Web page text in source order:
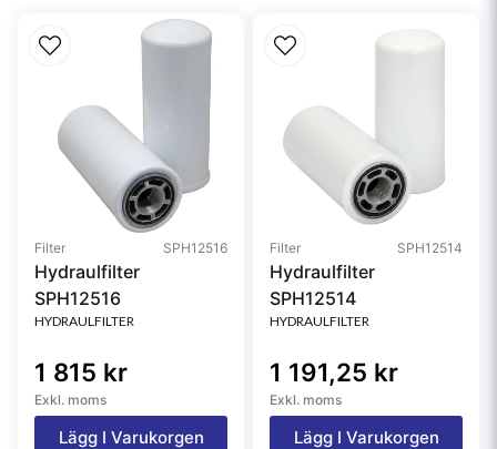
Filter SPH12516
Hydraulfilter
SPH12516
HYDRAULFILTER
1 815 kr
Exkl. moms
Lägg I Varukorgen
Filter SPH12514
Hydraulfilter
SPH12514
HYDRAULFILTER
1 191,25 kr
Exkl. moms
Lägg I Varukorgen